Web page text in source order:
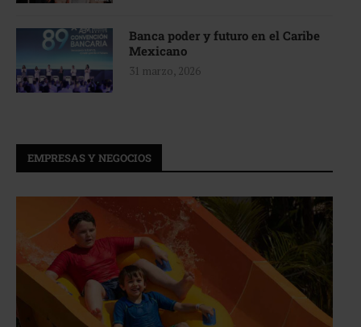
Banca poder y futuro en el Caribe
Mexicano
31 marzo, 2026
EMPRESAS Y NEGOCIOS